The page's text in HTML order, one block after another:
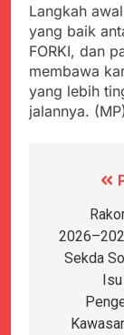
Langkah
yang baik
FORKI, dan
membawa
yang lebih
jalannya. (MP)
Sekda